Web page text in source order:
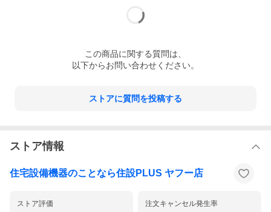
この商品に関する質問は、
以下からお問い合わせください。
ストアに質問を投稿する
ストア情報
住宅設備機器のことなら住設PLUS ヤフー店
ストア評価 注文キャンセル発生率